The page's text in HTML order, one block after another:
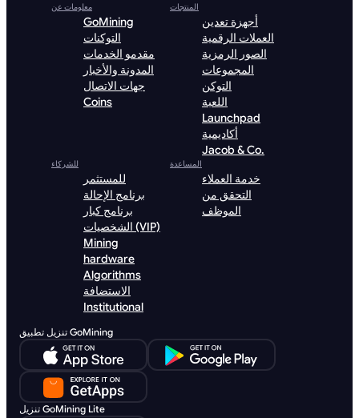
معلومات عن
GoMining
التوكنات
مقدمو الخدمات
المدونة والأخبار
جهات الاتصال
Coins
المنتجات
أجهزة تعدين
العملات الرقمية
الصور الرمزية
المجموعات
التوكن
اللعبة
Launchpad
أكاديمية
Jacob & Co.
للشركاء
للمستثمر
برنامج الإحالة
برنامج كبار
الشخصيات (VIP)
Mining
hardware
Algorithms
الاستضافة
Institutional
المساعدة
خدمة العملاء
التحقق من
الموظف
تنزيل تطبيق GoMining
تنزيل GoMining Lite